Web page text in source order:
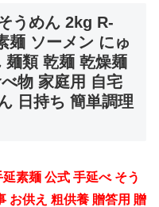
うめん 2kg R-
麺 ソーメン にゅ
麺類 乾麺 乾燥麺
物 家庭用 自宅
日持ち 簡単調理
素麺 公式 手延べ そう
お供え 粗供養 贈答用 贈